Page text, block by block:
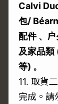
Calvi
包/ Béarn
配件、
及家品類
等) 。
11. 取貨
完成。請